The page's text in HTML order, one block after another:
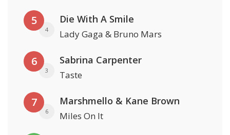
5
4
Die With A Smile
Lady Gaga & Bruno Mars
6
3
Sabrina Carpenter
Taste
7
6
Marshmello & Kane Brown
Miles On It